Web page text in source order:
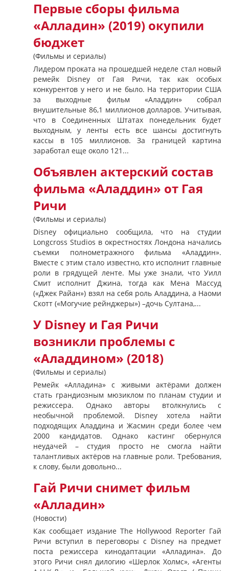
Первые сборы фильма
«Алладин» (2019) окупили
бюджет
(Фильмы и сериалы)
Лидером проката на прошедшей неделе стал новый
ремейк Disney от Гая Ричи, так как особых
конкурентов у него и не было. На территории США
за выходные фильм «Аладдин» собрал
внушительные 86,1 миллионов долларов. Учитывая,
что в Соединенных Штатах понедельник будет
выходным, у ленты есть все шансы достигнуть
кассы в 105 миллионов. За границей картина
заработал еще около 121...
Объявлен актерский состав
фильма «Аладдин» от Гая
Ричи
(Фильмы и сериалы)
Disney официально сообщила, что на студии
Longcross Studios в окрестностях Лондона начались
съемки полнометражного фильма «Аладдин».
Вместе с этим стало известно, кто исполнит главные
роли в грядущей ленте. Мы уже знали, что Уилл
Смит исполнит Джина, тогда как Мена Массуд
(«Джек Райан») взял на себя роль Аладдина, а Наоми
Скотт («Могучие рейнджеры») –дочь Султана,...
У Disney и Гая Ричи
возникли проблемы с
«Аладдином» (2018)
(Фильмы и сериалы)
Ремейк «Алладина» с живыми актёрами должен
стать грандиозным мюзиклом по планам студии и
режиссера. Однако авторы втолкнулись с
необычной проблемой. Disney хотела найти
подходящих Аладдина и Жасмин среди более чем
2000 кандидатов. Однако кастинг обернулся
неудачей – студия просто не смогла найти
талантливых актёров на главные роли. Требования,
к слову, были довольно...
Гай Ричи снимет фильм
«Алладин»
(Новости)
Как сообщает издание The Hollywood Reporter Гай
Ричи вступил в переговоры с Disney на предмет
поста режиссера кинодаптации «Алладина». До
этого Ричи снял дилогию «Шерлок Холмс», «Агенты